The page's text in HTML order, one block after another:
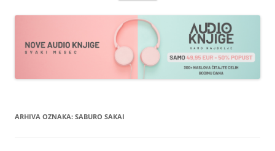
sadržaja
ARHIVA OZNAKA: SABURO SAKAI